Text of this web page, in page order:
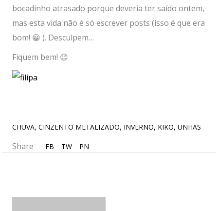
bocadinho atrasado porque deveria ter saído ontem,
mas esta vida não é só escrever posts (isso é que era
bom! 😀 ). Desculpem…
Fiquem bem! 😉
CHUVA, CINZENTO METALIZADO, INVERNO, KIKO, UNHAS
Share FB TW PN